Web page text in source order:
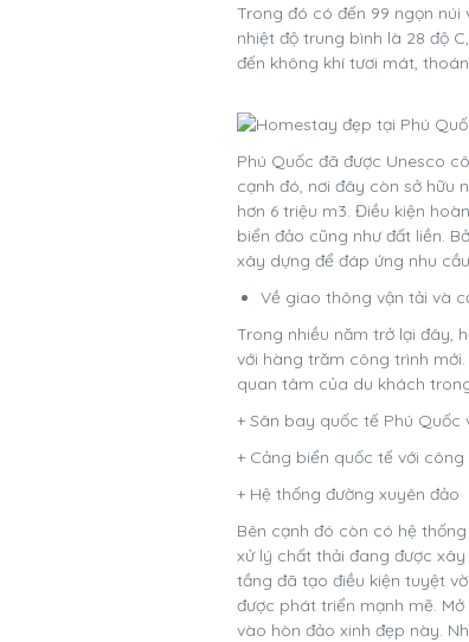
Trong đó có đến 99 ngọn núi
nhiệt độ trung bình là 28 độ
đến không khí tươi mát,
Phú Quốc đã được Unesco
cạnh đó, nơi đây còn sở hữu
hơn 6 triệu m3. Điều kiện
biển đảo cũng như đất liền.
xây dựng để đáp ứng nhu
Về giao thông vận tải và
Trong nhiều năm trở lại đây,
với hàng trăm công trình
quan tâm của du khách
+ Sân bay quốc tế Phú
+ Cảng biển quốc tế với
+ Hệ thống đường xuyên đảo
Bên cạnh đó còn có hệ
xử lý chất thải đang được
tầng đã tạo điều kiện tuyệt
được phát triển mạnh mẽ.
vào hòn đảo xinh đẹp này.